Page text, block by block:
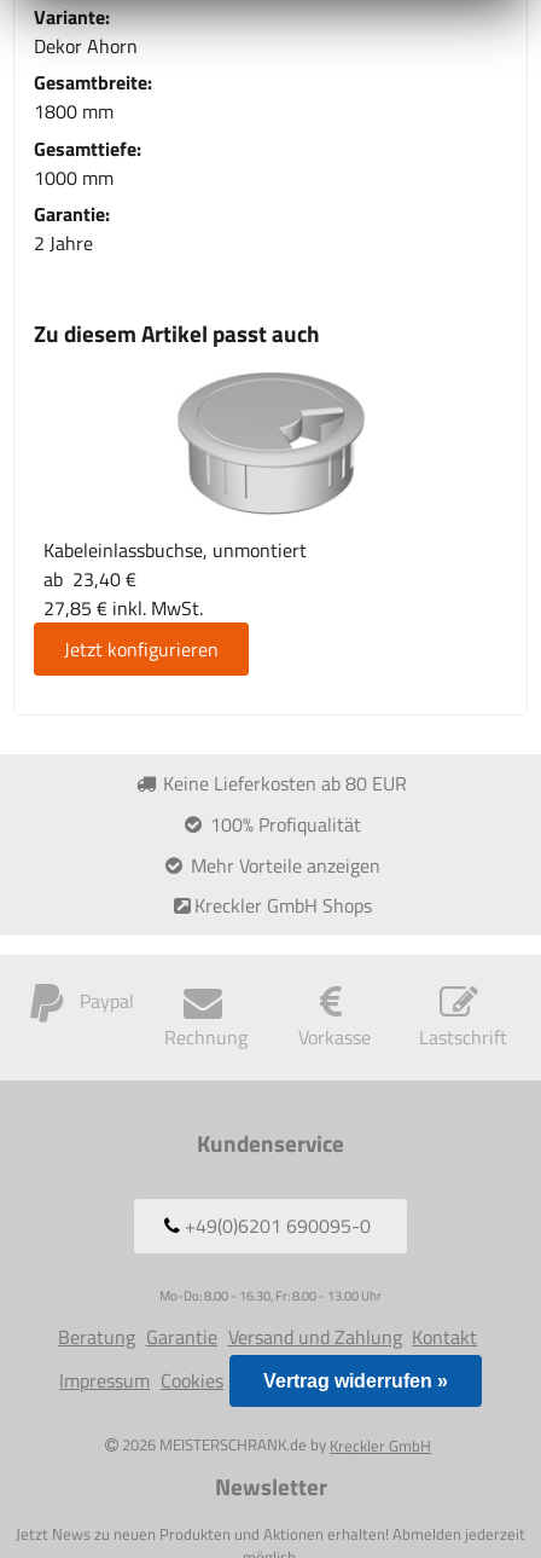
Variante:
Dekor Ahorn
Gesamtbreite:
1800 mm
Gesamttiefe:
1000 mm
Garantie:
2 Jahre
Zu diesem Artikel passt auch
Kabeleinlassbuchse, unmontiert
ab 23,40 €
27,85 € inkl. MwSt.
Jetzt konfigurieren
Keine Lieferkosten ab 80 EUR
100% Profiqualität
Mehr Vorteile anzeigen
Kreckler GmbH Shops
Paypal
Rechnung
Vorkasse Lastschrift
Kundenservice
+49(0)6201 690095-0
Mo-Do: 8.00 - 16.30, Fr: 8.00 - 13.00 Uhr
Beratung Garantie Versand und Zahlung Kontakt
Impressum Cookies Vertrag widerrufen »
2026 MEISTERSCHRANK.de by Kreckler GmbH
Newsletter
Jetzt News zu neuen Produkten und Aktionen erhalten! Abmelden jederzeit